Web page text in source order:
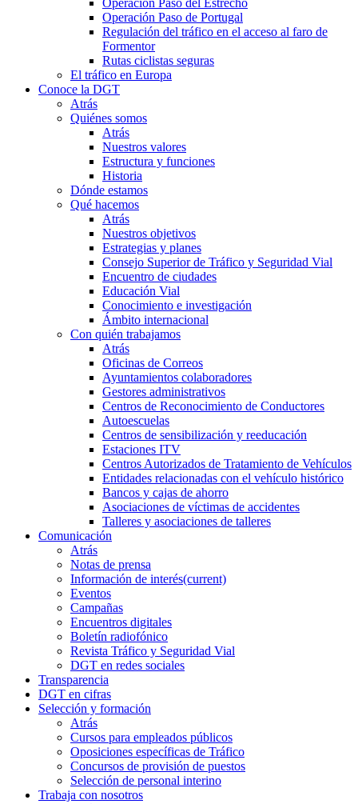
Operación Paso del Estrecho
Operación Paso de Portugal
Regulación del tráfico en el acceso al faro de
Formentor
Rutas ciclistas seguras
El tráfico en Europa
Conoce la DGT
Atrás
Quiénes somos
Atrás
Nuestros valores
Estructura y funciones
Historia
Dónde estamos
Qué hacemos
Atrás
Nuestros objetivos
Estrategias y planes
Consejo Superior de Tráfico y Seguridad Vial
Encuentro de ciudades
Educación Vial
Conocimiento e investigación
Ámbito internacional
Con quién trabajamos
Atrás
Oficinas de Correos
Ayuntamientos colaboradores
Gestores administrativos
Centros de Reconocimiento de Conductores
Autoescuelas
Centros de sensibilización y reeducación
Estaciones ITV
Centros Autorizados de Tratamiento de Vehículos
Entidades relacionadas con el vehículo histórico
Bancos y cajas de ahorro
Asociaciones de víctimas de accidentes
Talleres y asociaciones de talleres
Comunicación
Atrás
Notas de prensa
Información de interés(current)
Eventos
Campañas
Encuentros digitales
Boletín radiofónico
Revista Tráfico y Seguridad Vial
DGT en redes sociales
Transparencia
DGT en cifras
Selección y formación
Atrás
Cursos para empleados públicos
Oposiciones específicas de Tráfico
Concursos de provisión de puestos
Selección de personal interino
Trabaja con nosotros